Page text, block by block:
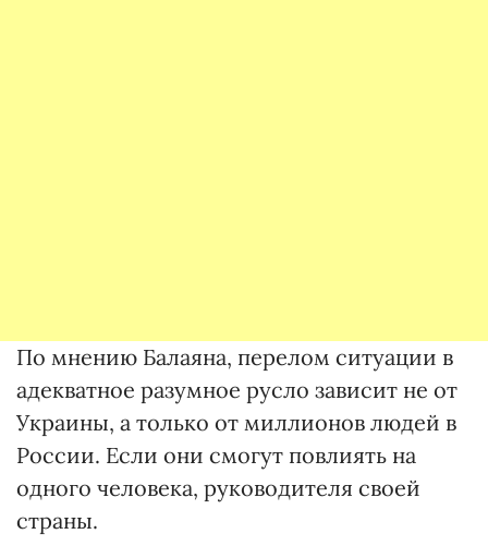
По мнению Балаяна, перелом ситуации в
адекватное разумное русло зависит не от
Украины, а только от миллионов людей в
России. Если они смогут повлиять на
одного человека, руководителя своей
страны.